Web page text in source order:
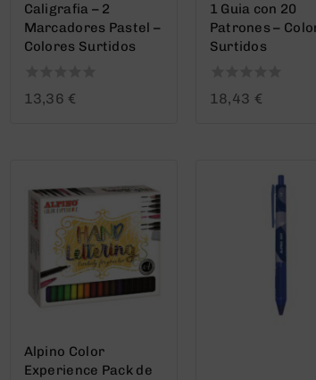
Caligrafia – 2
Marcadores Pastel –
Colores Surtidos
0
13,36 €
1 Guia con 20
Patrones –
Surtidos
0
18,43 €
Alpino Color
Experience Pack de